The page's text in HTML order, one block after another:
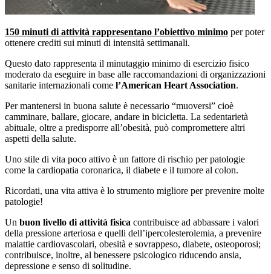
150 minuti di attività rappresentano l’obiettivo minimo per poter
ottenere crediti sui minuti di intensità settimanali.
Questo dato rappresenta il minutaggio minimo di esercizio fisico
moderato da eseguire in base alle raccomandazioni di organizzazioni
sanitarie internazionali come l’American Heart Association.
Per mantenersi in buona salute è necessario “muoversi” cioè
camminare, ballare, giocare, andare in bicicletta. La sedentarietà
abituale, oltre a predisporre all’obesità, può compromettere altri
aspetti della salute.
Uno stile di vita poco attivo è un fattore di rischio per patologie
come la cardiopatia coronarica, il diabete e il tumore al colon.
Ricordati, una vita attiva è lo strumento migliore per prevenire molte
patologie!
Un buon livello di attività fisica contribuisce ad abbassare i valori
della pressione arteriosa e quelli dell’ipercolesterolemia, a prevenire
malattie cardiovascolari, obesità e sovrappeso, diabete, osteoporosi;
contribuisce, inoltre, al benessere psicologico riducendo ansia,
depressione e senso di solitudine.